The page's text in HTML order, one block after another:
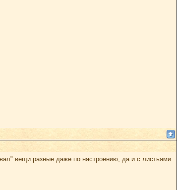
вещи разные даже по настроению, да и с листьями